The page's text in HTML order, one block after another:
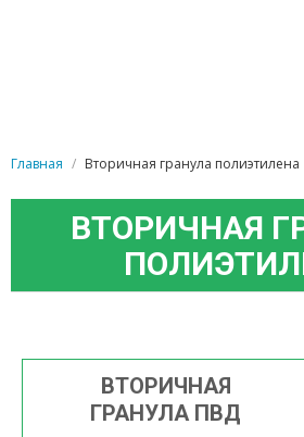
Главная Вторичная гранула полиэтилена
ВТОРИЧНАЯ
ВТОРИЧНАЯ
ГРАНУЛА ПВД